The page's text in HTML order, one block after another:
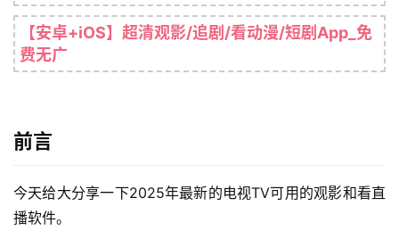
【安卓+iOS】超清观影/追剧/看动漫/短剧App_免
费无广
前言
今天给大分享一下2025年最新的电视TV可用的观影和看直
播软件。